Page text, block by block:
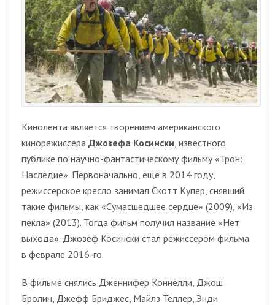
Кинолента является творением американского
кинорежиссера Джозефа Косински , известного
публике по научно-фантастическому фильму «Трон:
Наследие». Первоначально, еще в 2014 году,
режиссерское кресло занимал Скотт Купер, снявший
такие фильмы, как «Сумасшедшее сердце» (2009), «Из
пекла» (2013). Тогда фильм получил название «Нет
выхода». Джозеф Косински стал режиссером фильма
в феврале 2016-го.
В фильме снялись Дженнифер Коннелли, Джош
Бролин, Джефф Бриджес, Майлз Теллер, Энди